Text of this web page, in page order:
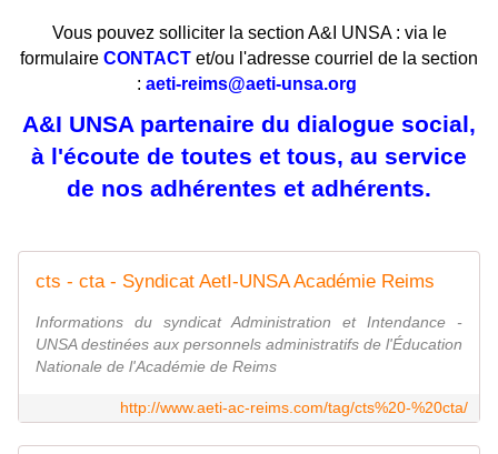
Vous pouvez solliciter la section A&I UNSA : via le
formulaire CONTACT et/ou l'adresse courriel de la section
: aeti-reims@aeti-unsa.org
A&I UNSA partenaire du dialogue social,
à l'écoute de toutes et tous, au service
de nos adhérentes et adhérents.
cts - cta - Syndicat AetI-UNSA Académie Reims
Informations du syndicat Administration et Intendance -
UNSA destinées aux personnels administratifs de l'Éducation
Nationale de l'Académie de Reims
http://www.aeti-ac-reims.com/tag/cts%20-%20cta/